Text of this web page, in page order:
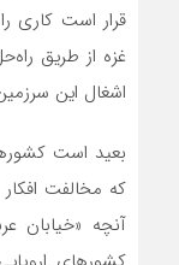
قرار است کاری
غزه از طریق
اشغال این
بعید است
که مخالفت
آنچه «خیابان